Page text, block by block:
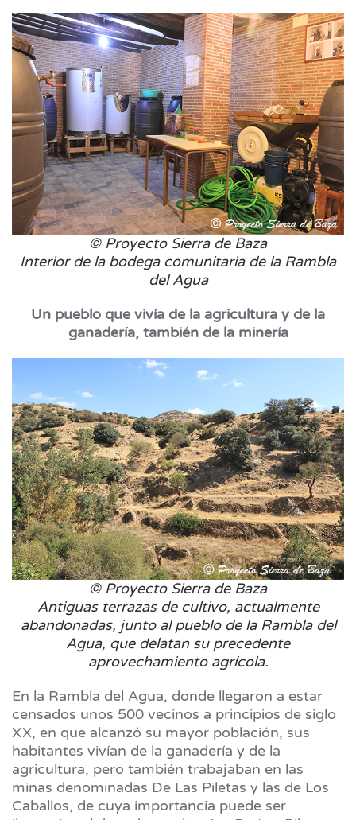
© Proyecto Sierra de Baza
Interior de la bodega comunitaria de la Rambla
del Agua
Un pueblo que vivía de la agricultura y de la
ganadería, también de la minería
© Proyecto Sierra de Baza
Antiguas terrazas de cultivo, actualmente
abandonadas, junto al pueblo de la Rambla del
Agua, que delatan su precedente
aprovechamiento agrícola.
En la Rambla del Agua, donde llegaron a estar
censados unos 500 vecinos a principios de siglo
XX, en que alcanzó su mayor población, sus
habitantes vivían de la ganadería y de la
agricultura, pero también trabajaban en las
minas denominadas De Las Piletas y las de Los
Caballos, de cuya importancia puede ser